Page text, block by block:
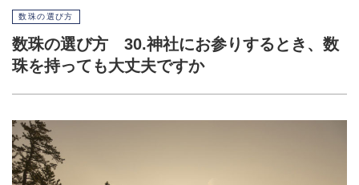
数珠の選び方
数珠の選び方 30.神社にお参りするとき、数
珠を持っても大丈夫ですか